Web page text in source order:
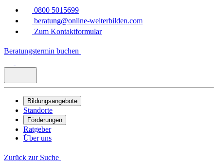
0800 5015699
beratung@online-weiterbilden.com
Zum Kontaktformular
Beratungstermin buchen
Bildungsangebote
Standorte
Förderungen
Ratgeber
Über uns
Zurück zur Suche